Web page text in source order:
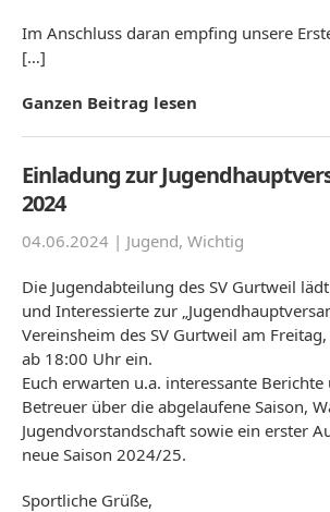
Im Anschluss daran empfing unsere
[…]
Ganzen Beitrag lesen
Einladung zur
2024
04.06.2024 | Jugend, Wichtig
Die Jugendabteilung des SV Gurtweil
und Interessierte zur
Vereinsheim des SV Gurtweil am
ab 18:00 Uhr ein.
Euch erwarten u.a. interessante
Betreuer über die abgelaufene Saison,
Jugendvorstandschaft sowie ein erster
neue Saison 2024/25.
Sportliche Grüße,